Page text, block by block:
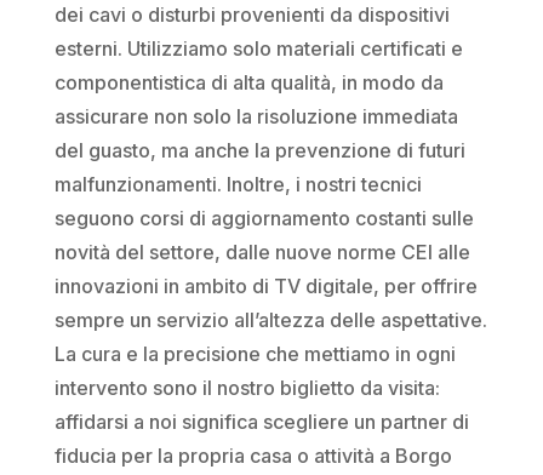
dei cavi o disturbi provenienti da dispositivi
esterni. Utilizziamo solo materiali certificati e
componentistica di alta qualità, in modo da
assicurare non solo la risoluzione immediata
del guasto, ma anche la prevenzione di futuri
malfunzionamenti. Inoltre, i nostri tecnici
seguono corsi di aggiornamento costanti sulle
novità del settore, dalle nuove norme CEI alle
innovazioni in ambito di TV digitale, per offrire
sempre un servizio all’altezza delle aspettative.
La cura e la precisione che mettiamo in ogni
intervento sono il nostro biglietto da visita:
affidarsi a noi significa scegliere un partner di
fiducia per la propria casa o attività a Borgo